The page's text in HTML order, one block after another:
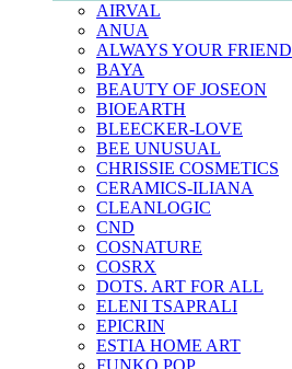
AIRVAL
ANUA
ALWAYS YOUR FRIEND
BAYA
BEAUTY OF JOSEON
BIOEARTH
BLEECKER-LOVE
BEE UNUSUAL
CHRISSIE COSMETICS
CERAMICS-ILIANA
CLEANLOGIC
CND
COSNATURE
COSRX
DOTS. ART FOR ALL
ELENI TSAPRALI
EPICRIN
ESTIA HOME ART
FUNKO POP